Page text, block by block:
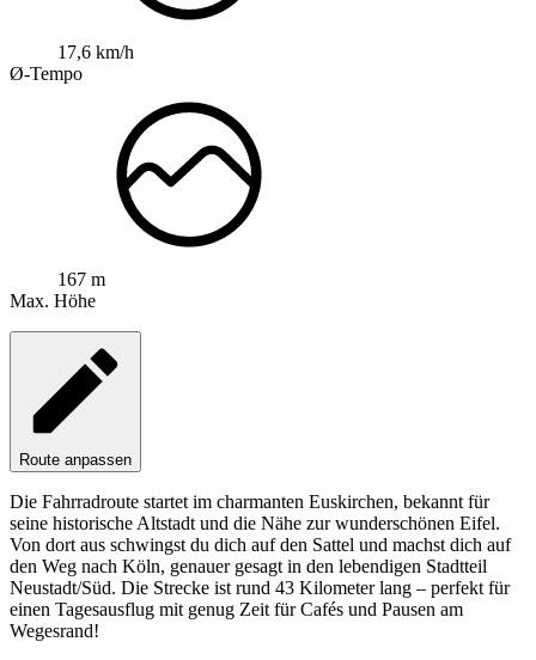
17,6 km/h
Ø-Tempo
167 m
Max. Höhe
Route anpassen
Die Fahrradroute startet im charmanten Euskirchen, bekannt für
seine historische Altstadt und die Nähe zur wunderschönen Eifel.
Von dort aus schwingst du dich auf den Sattel und machst dich auf
den Weg nach Köln, genauer gesagt in den lebendigen Stadtteil
Neustadt/Süd. Die Strecke ist rund 43 Kilometer lang – perfekt für
einen Tagesausflug mit genug Zeit für Cafés und Pausen am
Wegesrand!